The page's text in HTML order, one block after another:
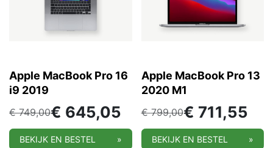
Apple MacBook Pro 16
i9 2019
€749,00€ 645,05
BEKIJK EN BESTEL »
Apple MacBook Pro 13
2020 M1
€799,00€ 711,55
BEKIJK EN BESTEL »